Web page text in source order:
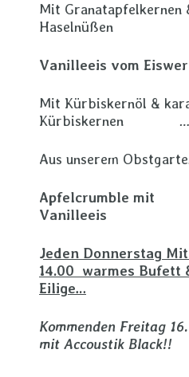
Mit Granatapfelkernen
Haselnüßen
Vanilleeis vom
Mit Kürbiskernöl &
Kürbiskernen
Aus unserem
Apfelcrumble mit
Vanilleeis
Jeden Donnerstag
14.00 warmes Bufett
Eilige…
Kommenden Freitag
mit Accoustik Black!!